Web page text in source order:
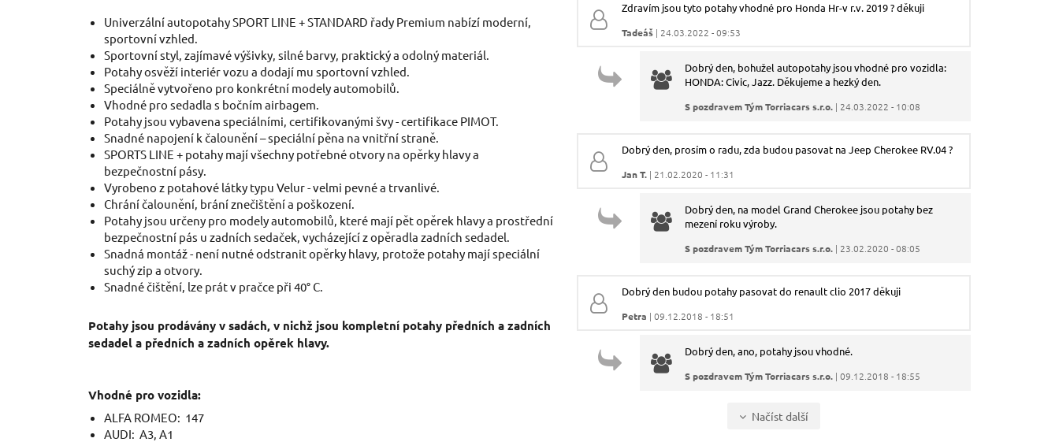
Univerzální autopotahy SPORT LINE + STANDARD řady Premium nabízí moderní,
sportovní vzhled.
Sportovní styl, zajímavé výšivky, silné barvy, praktický a odolný materiál.
Potahy osvěží interiér vozu a dodají mu sportovní vzhled.
Speciálně vytvořeno pro konkrétní modely automobilů.
Vhodné pro sedadla s bočním airbagem.
Potahy jsou vybavena speciálními, certifikovanými švy - certifikace PIMOT.
Snadné napojení k čalounění – speciální pěna na vnitřní straně.
SPORTS LINE + potahy mají všechny potřebné otvory na opěrky hlavy a
bezpečnostní pásy.
Vyrobeno z potahové látky typu Velur - velmi pevné a trvanlivé.
Chrání čalounění, brání znečištění a poškození.
Potahy jsou určeny pro modely automobilů, které mají pět opěrek hlavy a prostřední
bezpečnostní pás u zadních sedaček, vycházející z opěradla zadních sedadel.
Snadná montáž - není nutné odstranit opěrky hlavy, protože potahy mají speciální
suchý zip a otvory.
Snadné čištění, lze prát v pračce při 40° C.
Potahy jsou prodávány v sadách, v nichž jsou kompletní potahy předních a zadních
sedadel a předních a zadních opěrek hlavy.
Vhodné pro vozidla:
ALFA ROMEO: 147
AUDI: A3, A1
Váš e-mail:
Odeslat dotaz
Zdravím jsou tyto potahy vhodné pro Honda Hr-v r.v. 2019 ? děkuji
Tadeáš | 24.03.2022 - 09:53
Dobrý den, bohužel autopotahy jsou vhodné pro vozidla:
HONDA: Civic, Jazz. Děkujeme a hezký den.
S pozdravem Tým Torriacars s.r.o. | 24.03.2022 - 10:08
Dobrý den, prosím o radu, zda budou pasovat na Jeep Cherokee RV.04 ?
Jan T. | 21.02.2020 - 11:31
Dobrý den, na model Grand Cherokee jsou potahy bez
mezení roku výroby.
S pozdravem Tým Torriacars s.r.o. | 23.02.2020 - 08:05
Dobrý den budou potahy pasovat do renault clio 2017 děkuji
Petra | 09.12.2018 - 18:51
Dobrý den, ano, potahy jsou vhodné.
S pozdravem Tým Torriacars s.r.o. | 09.12.2018 - 18:55
Načíst další